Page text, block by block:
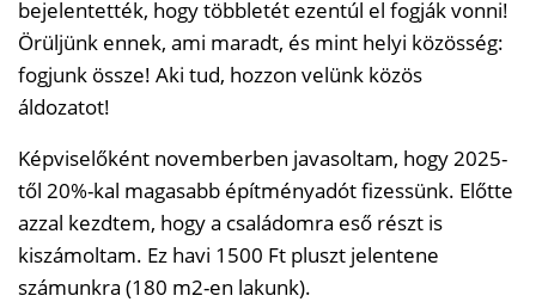
bejelentették, hogy többletét ezentúl el fogják vonni!
Örüljünk ennek, ami maradt, és mint helyi közösség:
fogjunk össze! Aki tud, hozzon velünk közös
áldozatot!
Képviselőként novemberben javasoltam, hogy 2025-
től 20%-kal magasabb építményadót fizessünk. Előtte
azzal kezdtem, hogy a családomra eső részt is
kiszámoltam. Ez havi 1500 Ft pluszt jelentene
számunkra (180 m2-en lakunk).